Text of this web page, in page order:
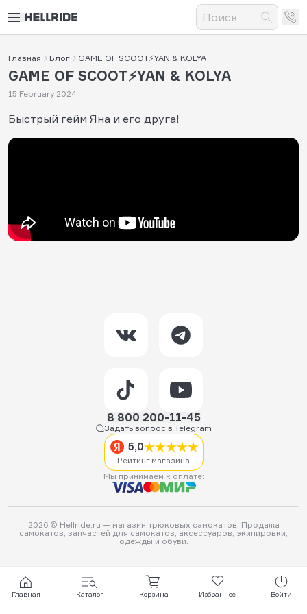
Главная Блог GAME OF SCOOT⚡️YAN & KOLYA
GAME OF SCOOT⚡️YAN & KOLYA
15 February 2024
Быстрый гейм Яна и его друга!
8 800 200-11-45
Задать вопрос в Telegram
5,0
Рейтинг магазина
Мы принимаем к оплате:
2026 © Hellride.ru — магазин трюковых самокатов. Продажа
самокатов, запчастей для самокатов, аксессуаров, экипировки,
одежды и обуви.
Главная Каталог Корзина Избранное Войти